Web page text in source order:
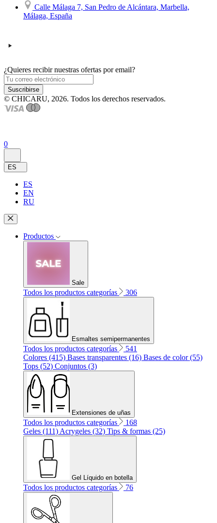
Calle Málaga 7, San Pedro de Alcántara, Marbella,
Málaga, España
¿Quieres recibir nuestras ofertas por email?
Suscribirse
© CHICARU, 2026. Todos los derechos reservados.
0
ES
ES
EN
RU
Productos
Sale
Todos los productos categorías 306
Esmaltes semipermanentes
Todos los productos categorías
541
Colores (415) Bases transparentes (16) Bases de color (55)
Tops (52) Conjuntos (3)
Extensiones de uñas
Todos los productos categorías
168
Geles (111) Acrygeles (32) Tips & formas (25)
Gel Líquido en botella
Todos los productos categorías 76